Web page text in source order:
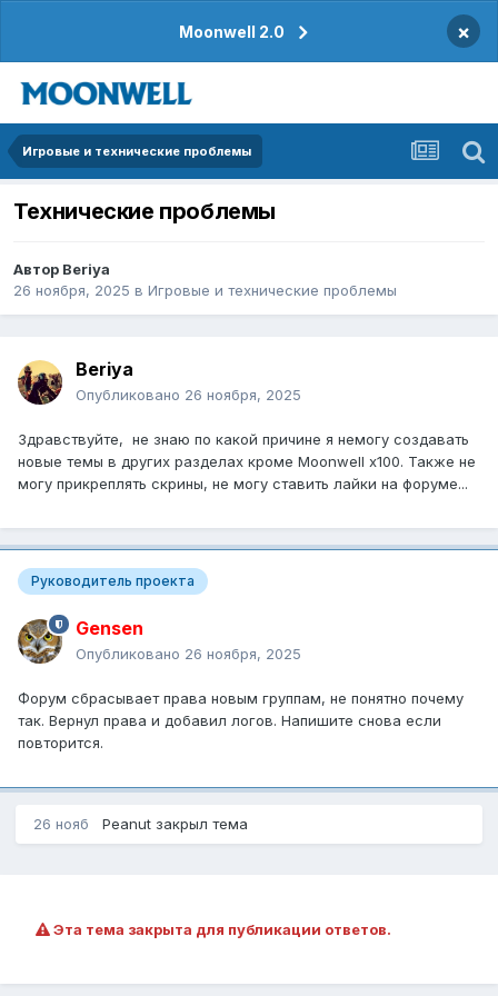
Moonwell 2.0 ×
Игровые и технические проблемы
Технические проблемы
Автор Beriya
26 ноября, 2025 в Игровые и технические проблемы
Beriya
Опубликовано 26 ноября, 2025
Здравствуйте, не знаю по какой причине я немогу создавать
новые темы в других разделах кроме Moonwell x100. Также не
могу прикреплять скрины, не могу ставить лайки на форуме...
Руководитель проекта
Gensen
Опубликовано 26 ноября, 2025
Форум сбрасывает права новым группам, не понятно почему
так. Вернул права и добавил логов. Напишите снова если
повторится.
26 нояб Peanut закрыл тема
Эта тема закрыта для публикации ответов.